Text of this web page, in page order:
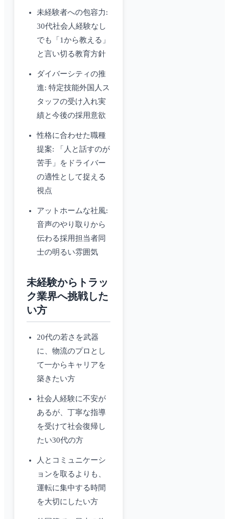
未経験者への包容力:
30代社会人経験なし
でも「1から教える」
と言い切る教育方針
ダイバーシティの推
進: 特定技能外国人ス
タッフの受け入れ実
績と今後の採用意欲
性格に合わせた職種
提案: 「人と話すのが
苦手」をドライバー
の適性として捉える
視点
アットホームな社風:
音声のやり取りから
伝わる採用担当者同
士の明るい雰囲気
未経験からトラッ
ク業界へ挑戦した
い方
20代の若さを武器
に、物流のプロとし
て一からキャリアを
築きたい方
社会人経験に不安が
あるが、丁寧な指導
を受けて社会復帰し
たい30代の方
人とコミュニケーシ
ョンを取るよりも、
運転に集中する時間
を大切にしたい方